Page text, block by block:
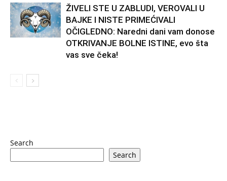
ŽIVELI STE U ZABLUDI, VEROVALI U
BAJKE I NISTE PRIMEĆIVALI
OČIGLEDNO: Naredni dani vam donose
OTKRIVANJE BOLNE ISTINE, evo šta
vas sve čeka!
Search
Search